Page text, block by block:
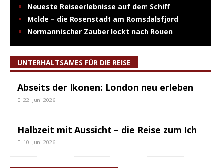
Neueste Reiseerlebnisse auf dem Schiff
Molde – die Rosenstadt am Romsdalsfjord
Normannischer Zauber lockt nach Rouen
UNTERHALTSAMES FÜR DIE REISE
Abseits der Ikonen: London neu erleben
22. Juni 2026
Halbzeit mit Aussicht – die Reise zum Ich
10. Juni 2026